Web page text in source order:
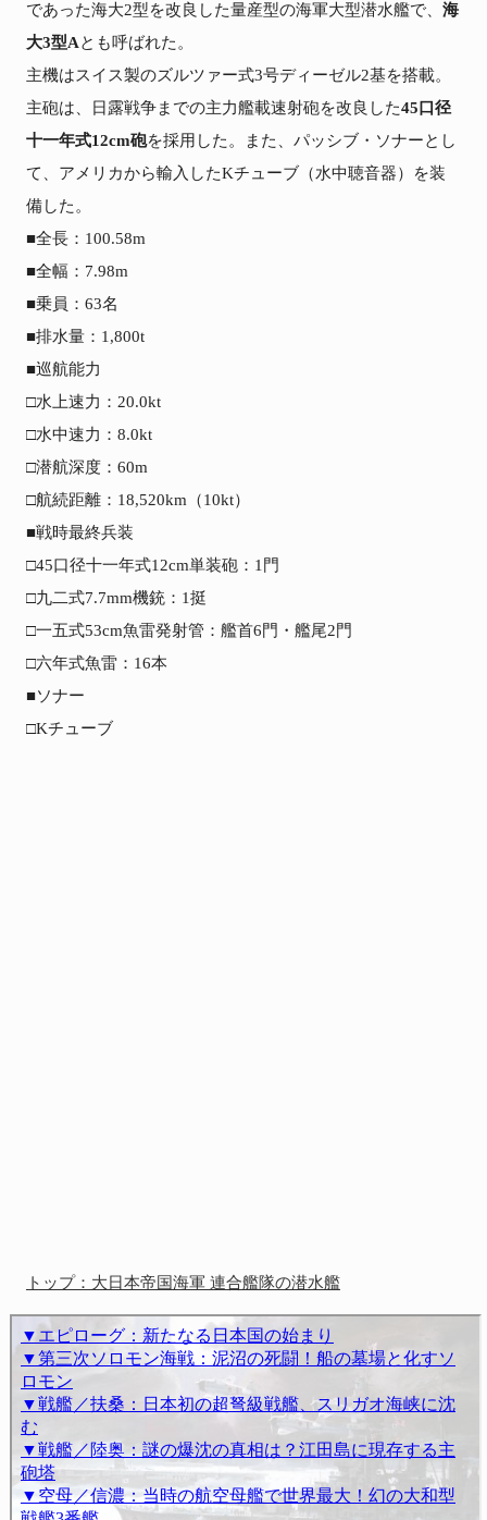
であった海大2型を改良した量産型の海軍大型潜水艦で、 海
大3型Aとも呼ばれた。
主機はスイス製のズルツァー式3号ディーゼル2基を搭載。
主砲は、日露戦争までの主力艦載速射砲を改良した45口径
十一年式12cm砲を採用した。また、パッシブ・ソナーとし
て、アメリカから輸入したKチューブ（水中聴音器）を装
備した。
■全長：100.58m
■全幅：7.98m
■乗員：63名
■排水量：1,800t
■巡航能力
□水上速力：20.0kt
□水中速力：8.0kt
□潜航深度：60m
□航続距離：18,520km（10kt）
■戦時最終兵装
□45口径十一年式12cm単装砲：1門
□九二式7.7mm機銃：1挺
□一五式53cm魚雷発射管：艦首6門・艦尾2門
□六年式魚雷：16本
■ソナー
□Kチューブ
トップ：大日本帝国海軍 連合艦隊の潜水艦